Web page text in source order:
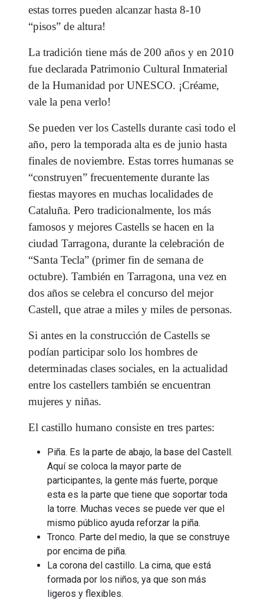
estas torres pueden alcanzar hasta 8-10
“pisos” de altura!
La tradición tiene más de 200 años y en 2010
fue declarada Patrimonio Cultural Inmaterial
de la Humanidad por UNESCO. ¡Créame,
vale la pena verlo!
Se pueden ver los Castells durante casi todo el
año, pero la temporada alta es de junio hasta
finales de noviembre. Estas torres humanas se
“construyen” frecuentemente durante las
fiestas mayores en muchas localidades de
Cataluña. Pero tradicionalmente, los más
famosos y mejores Castells se hacen en la
ciudad Tarragona, durante la celebración de
“Santa Tecla” (primer fin de semana de
octubre). También en Tarragona, una vez en
dos años se celebra el concurso del mejor
Castell, que atrae a miles y miles de personas.
Si antes en la construcción de Castells se
podían participar solo los hombres de
determinadas clases sociales, en la actualidad
entre los castellers también se encuentran
mujeres y niñas.
El castillo humano consiste en tres partes:
Piña. Es la parte de abajo, la base del Castell.
Aquí se coloca la mayor parte de
participantes, la gente más fuerte, porque
esta es la parte que tiene que soportar toda
la torre. Muchas veces se puede ver que el
mismo público ayuda reforzar la piña.
Tronco. Parte del medio, la que se construye
por encima de piña.
La corona del castillo. La cima, que está
formada por los niños, ya que son más
ligeros y flexibles.